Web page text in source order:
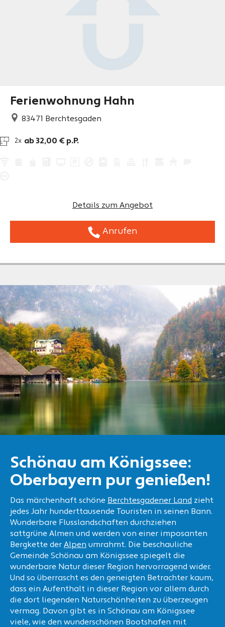
Ferienwohnung Hahn
83471 Berchtesgaden
2x ab 32,00 € p.P.
Details zum Angebot
Anrufen
Schönau am Königssee:
Oberbayern pur genießen!
Das märchenhaft schöne Berchtesgadener Land zieht
jedes Jahr hunderttausende Touristen in seinen Bann.
Wunderbare Flusslandschaften durchziehen
sattgrüne Almen und werden von einer imposanten
Bergkette der Alpen umrahmt. Die beschauliche
Gemeinde Schönau am Königssee spiegelt die
wunderbare Natur dieser Region hervorragend wider.
Und so überrascht es den geneigten Betrachter kaum,
dass ein Aufenthalt in dieser Region vor allem durch
die dort liegenden Naturschönheiten zu überzeugen
vermag. Davon gibt es in Schönau am Königssee
viele, wie den wunderschönen Bootshafen mit